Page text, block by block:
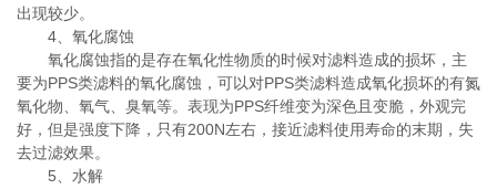
出现较少。
4 、氧化腐蚀
氧化腐蚀指的是存在氧化性物质的时候对滤料造成的损坏，主
要为PPS类滤料的氧化腐蚀，可以对PPS类滤料造成氧化损坏的有氮
氧化物、氧气、臭氧等。表现为PPS纤维变为深色且变脆，外观完
好，但是强度下降，只有200N左右，接近滤料使用寿命的末期，失
去过滤效果。
5 、水解